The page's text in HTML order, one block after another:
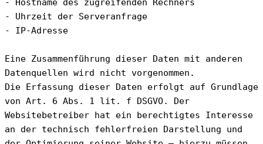
- Hostname des zugreifenden Rechners
- Uhrzeit der Serveranfrage
- IP-Adresse
Eine Zusammenführung dieser Daten mit anderen
Datenquellen wird nicht vorgenommen.
Die Erfassung dieser Daten erfolgt auf Grundlage
von Art. 6 Abs. 1 lit. f DSGVO. Der
Websitebetreiber hat ein berechtigtes Interesse
an der technisch fehlerfreien Darstellung und